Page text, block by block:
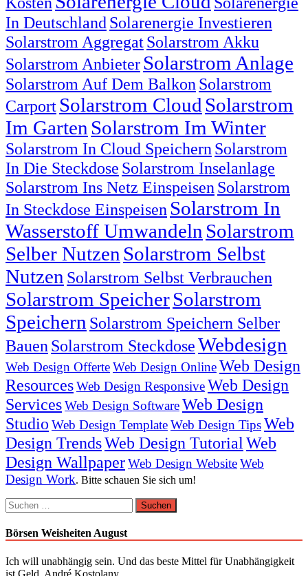
In Deutschland Solarenergie Investieren
Solarstrom AggregatSolarstrom Akku
Solarstrom Anbieter Solarstrom Anlage
Solarstrom Auf Dem Balkon Solarstrom
Carport Solarstrom Cloud Solarstrom
Im Garten Solarstrom Im Winter
Solarstrom In Cloud Speichern Solarstrom
In Die Steckdose Solarstrom Inselanlage
Solarstrom Ins Netz Einspeisen Solarstrom
In Steckdose Einspeisen Solarstrom In
Wasserstoff Umwandeln Solarstrom
Selber Nutzen Solarstrom Selbst
Nutzen Solarstrom Selbst Verbrauchen
Solarstrom SpeicherSolarstrom
Speichern Solarstrom Speichern Selber
Bauen Solarstrom SteckdoseWebdesign
Web Design OfferteWeb Design OnlineWeb Design
ResourcesWeb Design ResponsiveWeb Design
ServicesWeb Design SoftwareWeb Design
Studio Web Design TemplateWeb Design TipsWeb
Design TrendsWeb Design Tutorial Web
Design WallpaperWeb Design WebsiteWeb
Design Work. Bitte schauen Sie sich um!
Suchen
nach:
Börsen Weisheiten August
Ich will unabhängig sein. Und das beste Mittel für Unabhängigkeit